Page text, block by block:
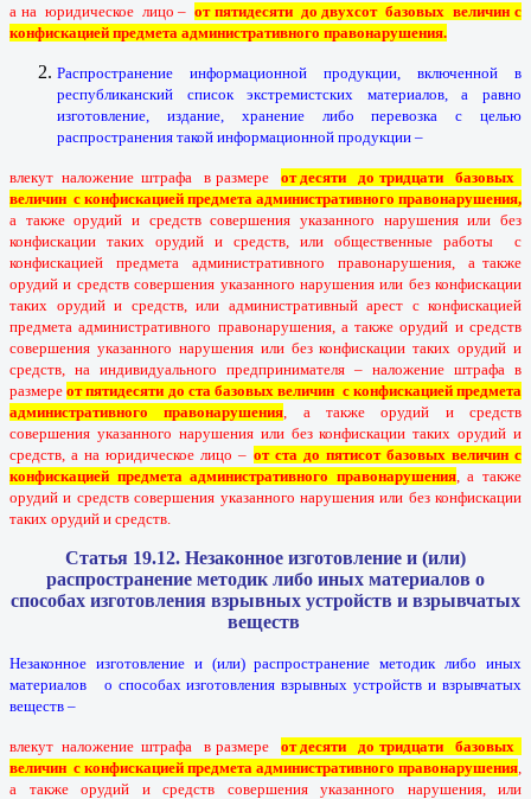
а на юридическое лицо –от пятидесяти до двухсот базовых величин с
конфискацией предмета административного правонарушения.
Распространение информационной продукции, включенной в
республиканский список экстремистских материалов, а равно
изготовление, издание, хранение либо перевозка с целью
распространения такой информационной продукции –
влекут наложение штрафа в размере от десяти до тридцати базовых
величин с конфискацией предмета административного правонарушения,
а также орудий и средств совершения указанного нарушения или без
конфискации таких орудий и средств, или общественные работы с
конфискацией предмета административного правонарушения, а также
орудий и средств совершения указанного нарушения или без конфискации
таких орудий и средств, или административный арест с конфискацией
предмета административного правонарушения, а также орудий и средств
совершения указанного нарушения или без конфискации таких орудий и
средств, на индивидуального предпринимателя – наложение штрафа в
размереот пятидесяти до ста базовых величин с конфискацией предмета
административного правонарушения , а также орудий и средств
совершения указанного нарушения или без конфискации таких орудий и
средств, а на юридическое лицо – от ста до пятисот базовых величин с
конфискацией предмета административного правонарушения, а также
орудий и средств совершения указанного нарушения или без конфискации
таких орудий и средств.
Статья 19.12. Незаконное изготовление и (или)
распространение методик либо иных материалов о
способах изготовления взрывных устройств и взрывчатых
веществ
Незаконное изготовление и (или) распространение методик либо иных
материалов о способах изготовления взрывных устройств и взрывчатых
веществ –
влекут наложение штрафа в размере от десяти до тридцати базовых
величин с конфискацией предмета административного правонарушения
а также орудий и средств совершения указанного нарушения, или